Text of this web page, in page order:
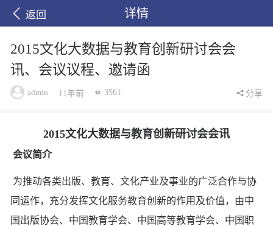
返回 详情
2015文化大数据与教育创新研讨会会
讯、会议议程、邀请函
admin 11年前 3561 分享
2015文化大数据与教育创新研讨会会讯
会议简介
为推动各类出版、教育、文化产业及事业的广泛合作与协
同运作，充分发挥文化服务教育创新的作用及价值，由中
国出版协会、中国教育学会、中国高等教育学会、中国职